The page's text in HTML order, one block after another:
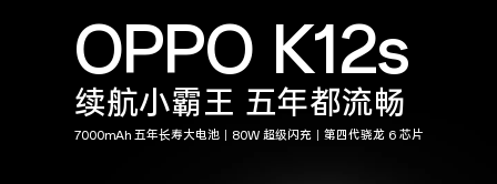
OPPO K12s
续航小霸王 五年都流畅
7000mAh 五年长寿大电池｜80W 超级闪充｜第四代骁龙 6 芯片